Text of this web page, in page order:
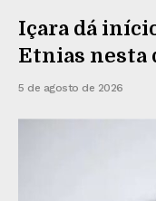
Içara dá
Etnias nesta
5 de agosto de 2026